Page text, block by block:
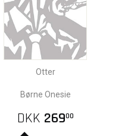
Otter
Børne Onesie
DKK 26900